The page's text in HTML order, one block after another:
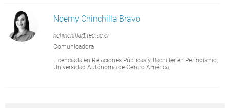
Noemy Chinchilla Bravo
nchinchilla@tec.ac.cr
Comunicadora
Licenciada en Relaciones Públicas y Bachiller en Periodismo,
Universidad Autónoma de Centro América.